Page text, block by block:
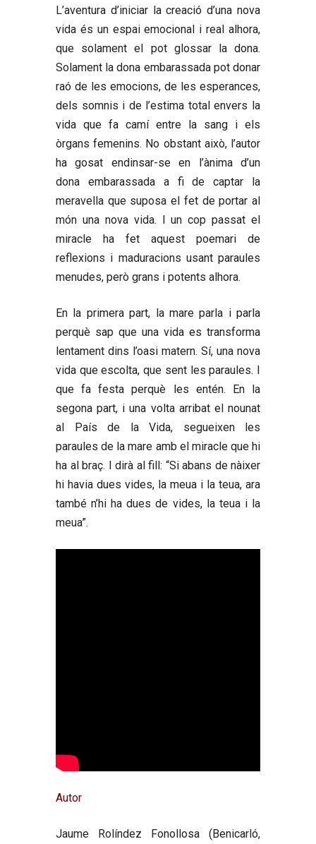
L’aventura d’iniciar la creació d’una nova
vida és un espai emocional i real alhora,
que solament el pot glossar la dona.
Solament la dona embarassada pot donar
raó de les emocions, de les esperances,
dels somnis i de l’estima total envers la
vida que fa camí entre la sang i els
òrgans femenins. No obstant això, l’autor
ha gosat endinsar-se en l’ànima d’un
dona embarassada a fi de captar la
meravella que suposa el fet de portar al
món una nova vida. I un cop passat el
miracle ha fet aquest poemari de
reflexions i maduracions usant paraules
menudes, però grans i potents alhora.
En la primera part, la mare parla i parla
perquè sap que una vida es transforma
lentament dins l’oasi matern. Sí, una nova
vida que escolta, que sent les paraules. I
que fa festa perquè les entén. En la
segona part, i una volta arribat el nounat
al País de la Vida, segueixen les
paraules de la mare amb el miracle que hi
ha al braç. I dirà al fill: “Si abans de nàixer
hi havia dues vides, la meua i la teua, ara
també n’hi ha dues de vides, la teua i la
meua”.
Autor
Jaume Rolíndez Fonollosa (Benicarló,